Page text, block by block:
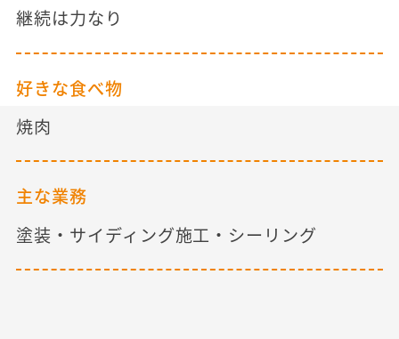
継続は力なり
好きな食べ物
焼肉
主な業務
塗装・サイディング施工・シーリング